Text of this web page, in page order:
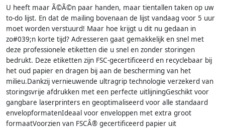
U heeft maar Ã©Ã©n paar handen, maar tientallen taken op uw
to-do lijst. En dat de mailing bovenaan de lijst vandaag voor 5 uur
moet worden verstuurd! Maar hoe krijgt u dit nu gedaan in
zo#039;n korte tijd? Adresseren gaat gemakkelijk en snel met
deze professionele etiketten die u snel en zonder storingen
bedrukt. Deze etiketten zijn FSC-gecertificeerd en recyclebaar bij
het oud papier en dragen bij aan de bescherming van het
milieu.Dankzij vernieuwende ultragrip technologie verzekerd van
storingsvrije afdrukken met een perfecte uitlijningGeschikt voor
gangbare laserprinters en geoptimaliseerd voor alle standaard
envelopformatenIdeaal voor enveloppen met extra groot
formaatVoorzien van FSCÂ® gecertificeerd papier uit